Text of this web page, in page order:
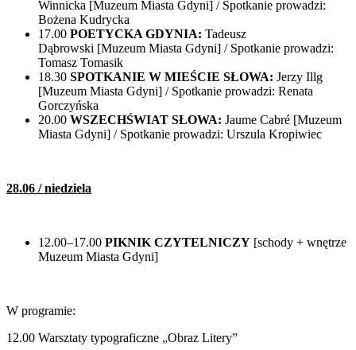
Winnicka [Muzeum Miasta Gdyni] / Spotkanie prowadzi:
Bożena Kudrycka
17.00 POETYCKA GDYNIA: Tadeusz
Dąbrowski [Muzeum Miasta Gdyni] / Spotkanie prowadzi:
Tomasz Tomasik
18.30 SPOTKANIE W MIEŚCIE SŁOWA: Jerzy Illg
[Muzeum Miasta Gdyni] / Spotkanie prowadzi: Renata
Gorczyńska
20.00 WSZECHŚWIAT SŁOWA: Jaume Cabré [Muzeum
Miasta Gdyni] / Spotkanie prowadzi: Urszula Kropiwiec
28.06 / niedziela
12.00–17.00 PIKNIK CZYTELNICZY [schody + wnętrze
Muzeum Miasta Gdyni]
W programie:
12.00 Warsztaty typograficzne „Obraz Litery”